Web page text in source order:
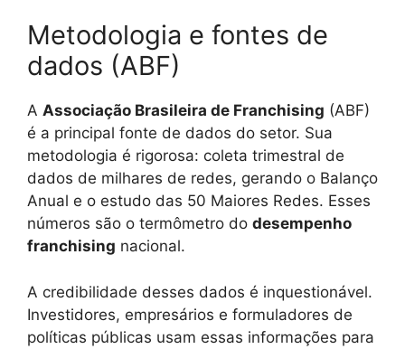
Metodologia e fontes de
dados (ABF)
A Associação Brasileira de Franchising (ABF)
é a principal fonte de dados do setor. Sua
metodologia é rigorosa: coleta trimestral de
dados de milhares de redes, gerando o Balanço
Anual e o estudo das 50 Maiores Redes. Esses
números são o termômetro do desempenho
franchising nacional.
A credibilidade desses dados é inquestionável.
Investidores, empresários e formuladores de
políticas públicas usam essas informações para